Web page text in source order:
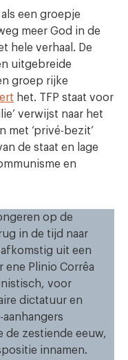
een groepje
meer God in de
hele verhaal. De
uitgebreide
groep rijke
het. TFP staat voor
verwijst naar het
met ‘privé-bezit’
de staat en lage
en
op de
in de tijd naar
afkomstig uit een
Plinio Corrêa
voor
dictatuur en
de zestiende eeuw,
innamen.